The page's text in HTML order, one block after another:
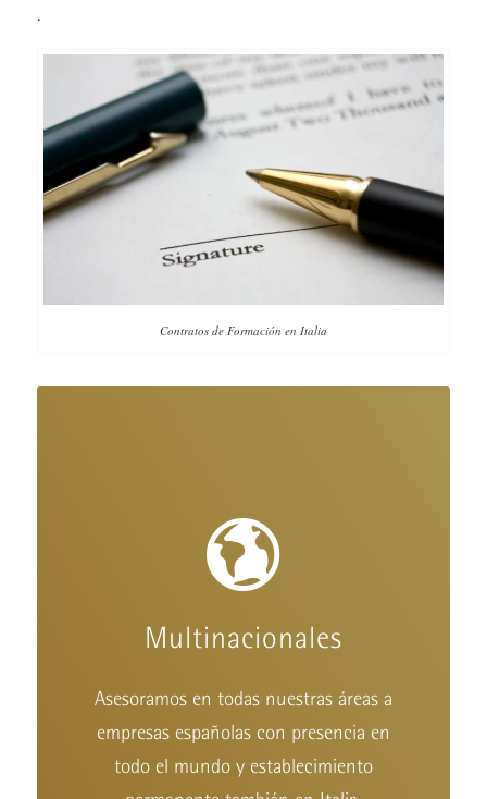
.
Contratos de Formación en Italia
Multinacionales
Asesoramos en todas nuestras áreas a
empresas españolas con presencia en
todo el mundo y establecimiento